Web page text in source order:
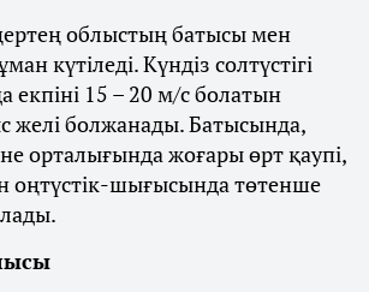
облыстың батысы мен
күтіледі. Күндіз солтүстігі
15 – 20 м/с болатын
желі болжанады. Батысында,
орталығында жоғары өрт қаупі,
оңтүстік-шығысында төтенше